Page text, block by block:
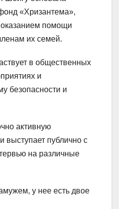
«Хризантема»,
помощи
их семей.
в общественных
и
безопасности и
активную
выступает публично с
на различные
у нее есть двое